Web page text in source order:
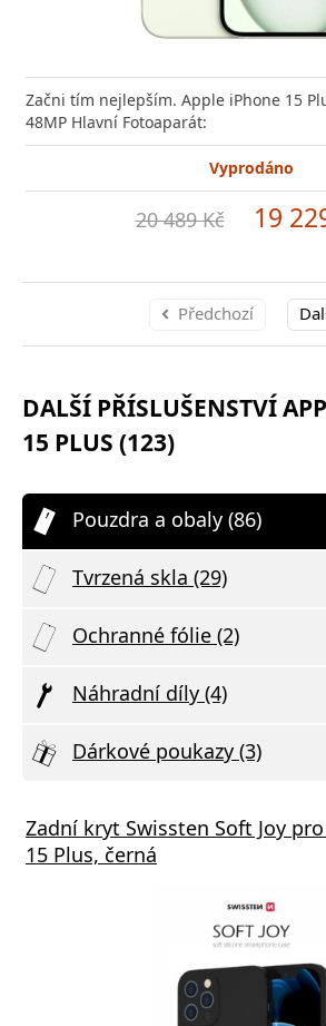
Začni tím nejlepším. Apple iPhone 15
48MP Hlavní Fotoaparát:
Vyprodáno
20 489 Kč 19
Předchozí
DALŠÍ PŘÍSLUŠENSTVÍ
15 PLUS (123)
Pouzdra a obaly (86)
Tvrzená skla (29)
Ochranné fólie (2)
Náhradní díly (4)
Dárkové poukazy (3)
Zadní kryt Swissten Soft Joy
15 Plus, černá